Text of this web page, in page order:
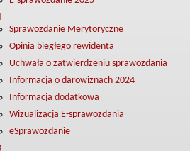
Sprawozdanie Merytoryczne
Opinia biegłego rewidenta
Uchwała o zatwierdzeniu sprawozdania
Informacja o darowiznach 2024
Informacja dodatkowa
Wizualizacja E-sprawozdania
eSprawozdanie